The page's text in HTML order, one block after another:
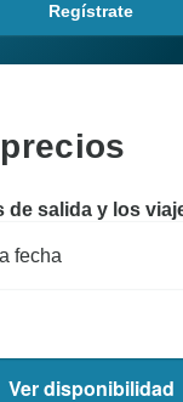
Regístrate
de salida y los
fecha
Ver disponibilidad